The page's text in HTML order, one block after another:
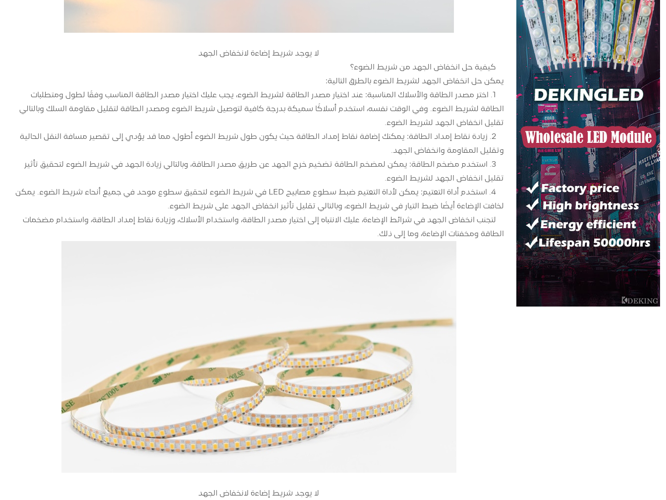
لا يوجد شريط إضاءة لانخفاض الجهد
كيفية حل انخفاض الجهد من شريط الضوء؟
يمكن حل انخفاض الجهد لشريط الضوء بالطرق التالية:
1. اختر مصدر الطاقة والأسلاك المناسبة: عند اختيار مصدر الطاقة لشريط الضوء، يجب عليك اختيار مصدر الطاقة المناسب وفقًا لطول ومتطلبات
الطاقة لشريط الضوء. وفي الوقت نفسه، استخدم أسلاكًا سميكة بدرجة كافية لتوصيل شريط الضوء ومصدر الطاقة لتقليل مقاومة السلك وبالتالي
تقليل انخفاض الجهد لشريط الضوء.
2. زيادة نقاط إمداد الطاقة: يمكنك إضافة نقاط إمداد الطاقة حيث يكون طول شريط الضوء أطول، مما قد يؤدي إلى تقصير مسافة النقل الحالية
وتقليل المقاومة وانخفاض الجهد.
3. استخدم مضخم الطاقة: يمكن لمضخم الطاقة تضخيم خرج الجهد عن طريق مصدر الطاقة، وبالتالي زيادة الجهد في شريط الضوء لتحقيق تأثير
تقليل انخفاض الجهد لشريط الضوء.
4. استخدم أداة التعتيم: يمكن لأداة التعتيم ضبط سطوع مصابيح LED في شريط الضوء لتحقيق سطوع موحد في جميع أنحاء شريط الضوء. يمكن
لخافت الإضاءة أيضًا ضبط التيار في شريط الضوء، وبالتالي تقليل تأثير انخفاض الجهد على شريط الضوء.
لتجنب انخفاض الجهد في شرائط الإضاءة، عليك الانتباه إلى اختيار مصدر الطاقة، واستخدام الأسلاك، وزيادة نقاط إمداد الطاقة، واستخدام مضخمات
الطاقة ومخفتات الإضاءة، وما إلى ذلك.
لا يوجد شريط إضاءة لانخفاض الجهد